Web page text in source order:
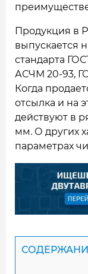
Продукция в
выпускается
стандарта
АСЧМ 20-93,
Когда
отсылка и на
действуют в
мм. О других
параметрах